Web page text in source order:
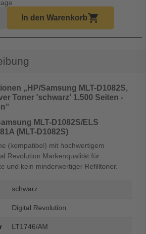
Menge
In den Warenkorbshopping_cart
„HP/Samsung MLT-D1082S,
Toner 'schwarz' 1.500 Seiten -
MLT-D1082S/ELS
(MLT-D1082S)
(kompatibel) mit hochwertigem
Revolution Markenqualität für
und kein minderwertiger Refilltoner.
schwarz
Digital Revolution
LT1746/AM